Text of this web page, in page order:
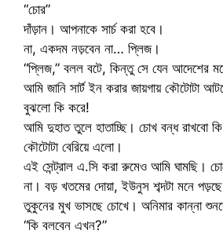
“চোর”
দাঁড়ান। আপনাকে সার্চ করা হবে।
না, একদম নড়বেন না… প্লিজ।
“প্লিজ,” বলল বটে, কিন্তু সে যেন আদেশের
আমি জানি সার্ট ইন করার জায়গায় কৌটোটা
বুঝলো কি করে!
আমি দুহাত তুলে হাতাচ্ছি। চোখ বন্ধ রাখবো
কৌটোটা বেরিয়ে এলো।
এই সেন্ট্রাল এ.সি করা রুমেও আমি ঘামছি।
না। বড় খতমের দোয়া, ইউনুস শব্দটা মনে
তুকুনের মুখ ভাসছে চোখে। অনিমার কান্না
“কি বলবেন এখন?”